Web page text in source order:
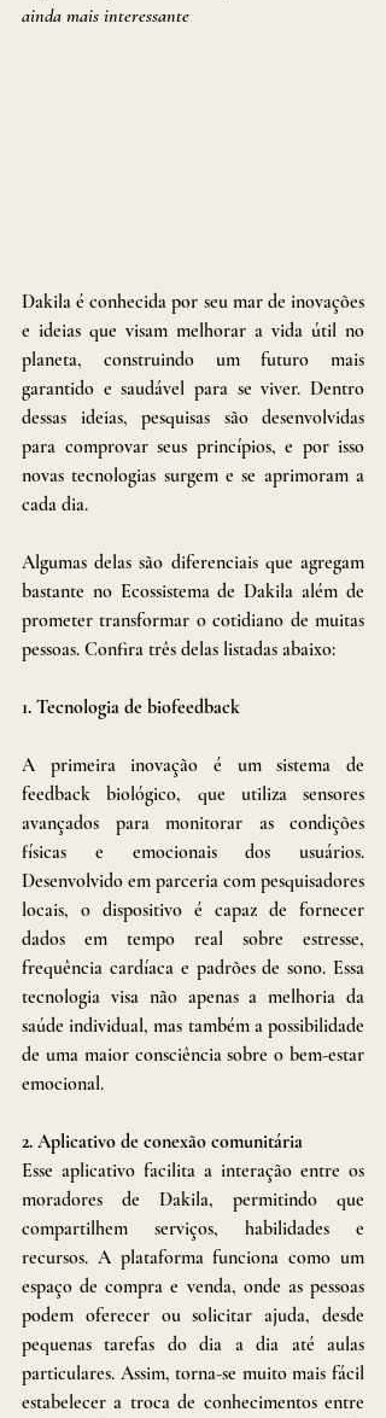
ainda mais interessante
Dakila é conhecida por seu mar de inovações
e ideias que visam melhorar a vida útil no
planeta, construindo um futuro mais
garantido e saudável para se viver. Dentro
dessas ideias, pesquisas são desenvolvidas
para comprovar seus princípios, e por isso
novas tecnologias surgem e se aprimoram a
cada dia.
Algumas delas são diferenciais que agregam
bastante no Ecossistema de Dakila além de
prometer transformar o cotidiano de muitas
pessoas. Confira três delas listadas abaixo:
1. Tecnologia de biofeedback
A primeira inovação é um sistema de
feedback biológico, que utiliza sensores
avançados para monitorar as condições
físicas e emocionais dos usuários.
Desenvolvido em parceria com pesquisadores
locais, o dispositivo é capaz de fornecer
dados em tempo real sobre estresse,
frequência cardíaca e padrões de sono. Essa
tecnologia visa não apenas a melhoria da
saúde individual, mas também a possibilidade
de uma maior consciência sobre o bem-estar
emocional.
2. Aplicativo de conexão comunitária
Esse aplicativo facilita a interação entre os
moradores de Dakila, permitindo que
compartilhem serviços, habilidades e
recursos. A plataforma funciona como um
espaço de compra e venda, onde as pessoas
podem oferecer ou solicitar ajuda, desde
pequenas tarefas do dia a dia até aulas
particulares. Assim, torna-se muito mais fácil
estabelecer a troca de conhecimentos entre